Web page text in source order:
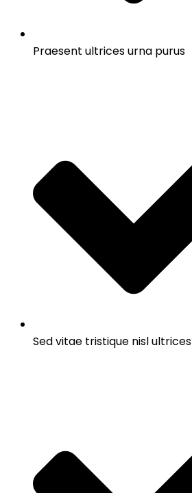
Praesent ultrices urna purus
Sed vitae tristique nisl ultrices